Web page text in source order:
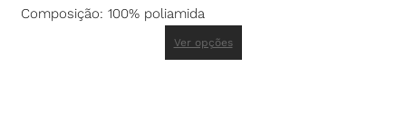
Composição: 100% poliamida
Ver opções